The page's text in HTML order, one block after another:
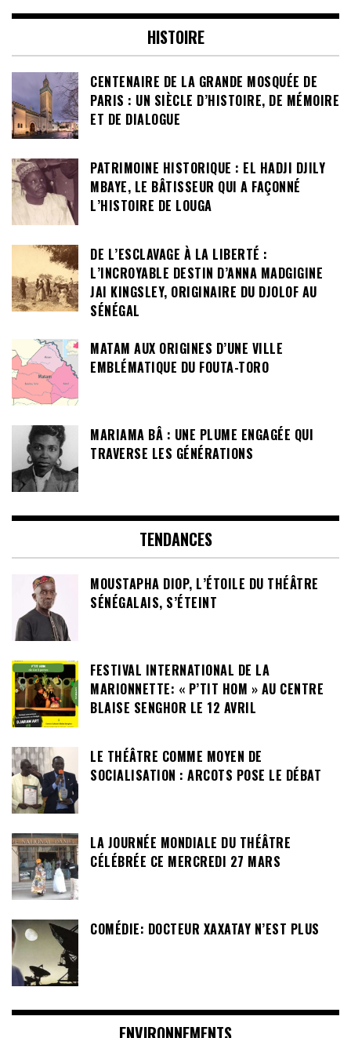
HISTOIRE
CENTENAIRE DE LA GRANDE MOSQUÉE DE
PARIS : UN SIÈCLE D’HISTOIRE, DE MÉMOIRE
ET DE DIALOGUE
PATRIMOINE HISTORIQUE : EL HADJI DJILY
MBAYE, LE BÂTISSEUR QUI A FAÇONNÉ
L’HISTOIRE DE LOUGA
DE L’ESCLAVAGE À LA LIBERTÉ :
L’INCROYABLE DESTIN D’ANNA MADGIGINE
JAI KINGSLEY, ORIGINAIRE DU DJOLOF AU
SÉNÉGAL
MATAM AUX ORIGINES D’UNE VILLE
EMBLÉMATIQUE DU FOUTA-TORO
MARIAMA BÂ : UNE PLUME ENGAGÉE QUI
TRAVERSE LES GÉNÉRATIONS
TENDANCES
MOUSTAPHA DIOP, L’ÉTOILE DU THÉÂTRE
SÉNÉGALAIS, S’ÉTEINT
FESTIVAL INTERNATIONAL DE LA
MARIONNETTE: « P’TIT HOM » AU CENTRE
BLAISE SENGHOR LE 12 AVRIL
LE THÉÂTRE COMME MOYEN DE
SOCIALISATION : ARCOTS POSE LE DÉBAT
LA JOURNÉE MONDIALE DU THÉÂTRE
CÉLÉBRÉE CE MERCREDI 27 MARS
COMÉDIE: DOCTEUR XAXATAY N’EST PLUS